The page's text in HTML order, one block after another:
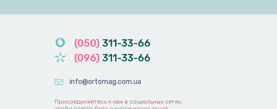
(050) 311-33-66
(096) 311-33-66
info@ortomag.com.ua
Присоединяйтесь к нам в социальных сетях,